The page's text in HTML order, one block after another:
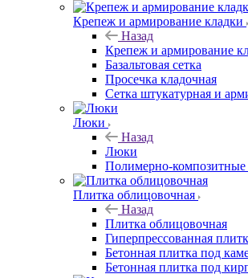
Крепеж и армирование кладки
Назад
Крепеж и армирование
Базальтовая сетка
Просечка кладочная
Сетка штукатурная и
Люки
Назад
Люки
Полимерно-
Плитка облицовочная
Назад
Плитка облицовочная
Гиперпрессованная
Бетонная плитка под
Бетонная плитка под